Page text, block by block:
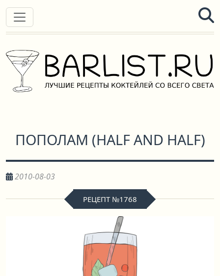
ПОПОЛАМ (HALF AND HALF)
2010-08-03
РЕЦЕПТ №1768